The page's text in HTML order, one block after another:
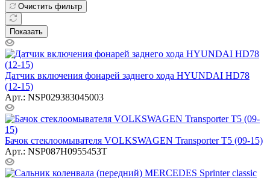
Очистить фильтр
Показать
Датчик включения фонарей заднего хода HYUNDAI HD78
(12-15)
Арт.: NSP029383045003
Бачок стеклоомывателя VOLKSWAGEN Transporter T5 (09-15)
Арт.: NSP087H0955453T